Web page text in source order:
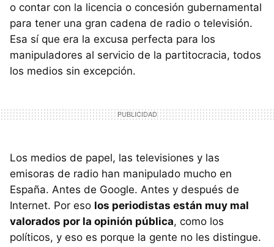
o contar con la licencia o concesión gubernamental
para tener una gran cadena de radio o televisión.
Esa sí que era la excusa perfecta para los
manipuladores al servicio de la partitocracia, todos
los medios sin excepción.
Los medios de papel, las televisiones y las
emisoras de radio han manipulado mucho en
España. Antes de Google. Antes y después de
Internet. Por eso los periodistas están muy mal
valorados por la opinión pública, como los
políticos, y eso es porque la gente no les distingue.